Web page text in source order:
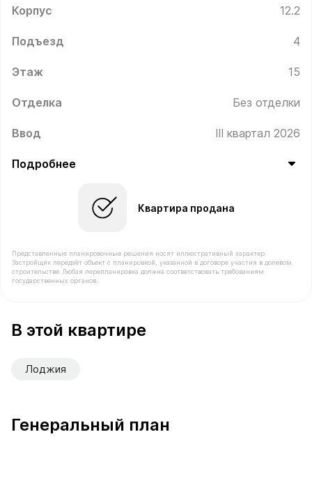
Корпус 12.2
Подъезд 4
Этаж 15
Отделка Без отделки
Ввод III квартал 2026
Подробнее
Квартира продана
Представленные планировочные решения носят иллюстративный характер.
Застройщик передаёт объект с планировкой, указанной в договоре участия в долевом
строительстве. Любая перепланировка должна соответствовать требованиям
государственных органов.
В этой квартире
Лоджия
Генеральный план